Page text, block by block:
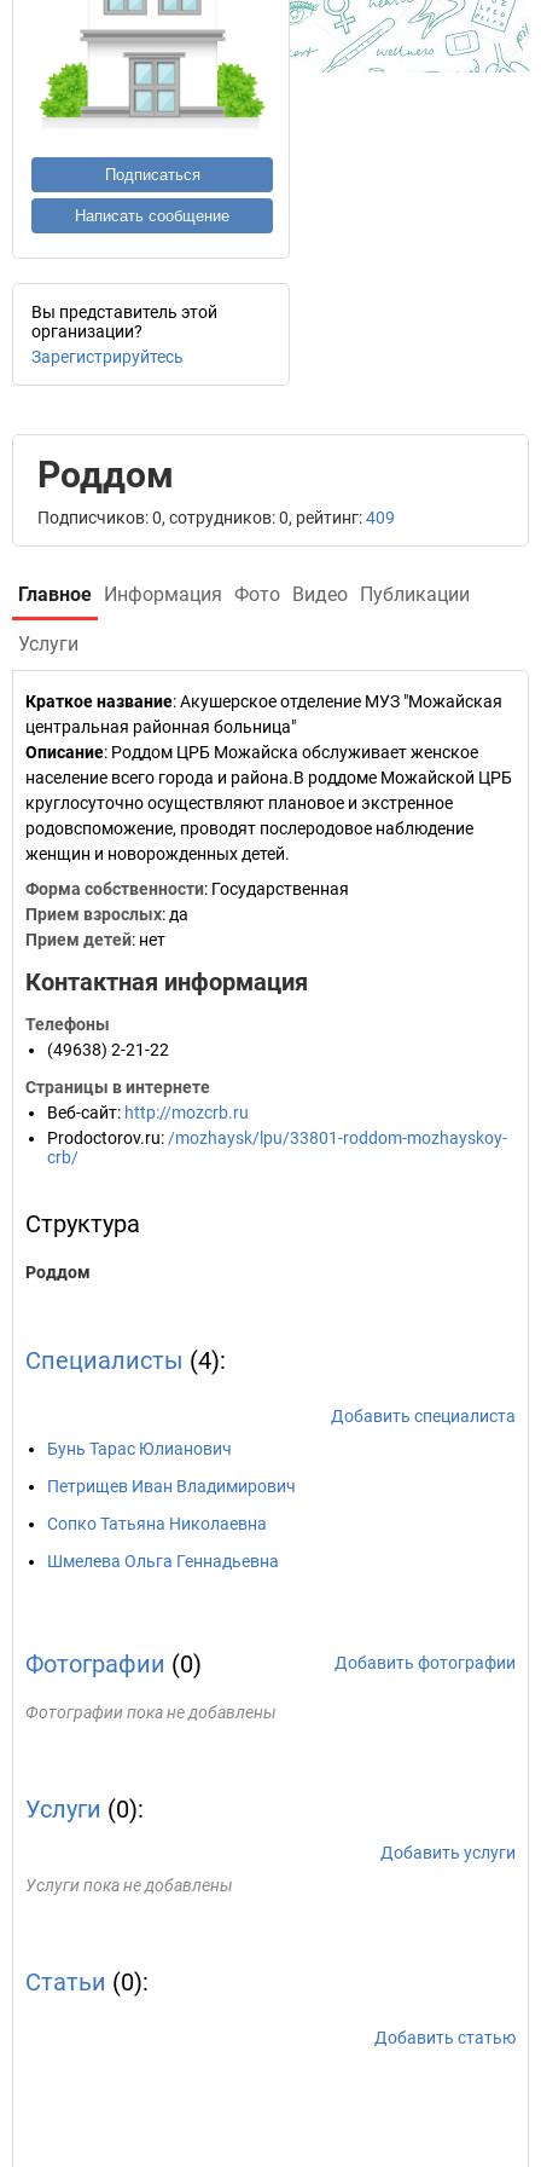
Подписаться
Написать сообщение
Вы представитель этой
организации?
Зарегистрируйтесь
Роддом
Подписчиков: 0, сотрудников: 0, рейтинг:409
Главное Информация Фото Видео Публикации
Услуги
Краткое название:Акушерское отделение МУЗ "Можайская
центральная районная больница"
Описание: Роддом ЦРБ Можайска обслуживает женское
население всего города и района.В роддоме Можайской ЦРБ
круглосуточно осуществляют плановое и экстренное
родовспоможение, проводят послеродовое наблюдение
женщин и новорожденных детей.
Форма собственности: Государственная
Прием взрослых: да
Прием детей: нет
Контактная информация
Телефоны
(49638) 2-21-22
Страницы в интернете
Веб-сайт: http://mozcrb.ru
Prodoctorov.ru: /mozhaysk/lpu/33801-roddom-mozhayskoy-
crb/
Структура
Роддом
Специалисты (4):
Добавить специалиста
Бунь Тарас Юлианович
Петрищев Иван Владимирович
Сопко Татьяна Николаевна
Шмелева Ольга Геннадьевна
Фотографии (0) Добавить фотографии
Фотографии пока не добавлены
Услуги (0):
Добавить услуги
Услуги пока не добавлены
Статьи (0):
Добавить статью